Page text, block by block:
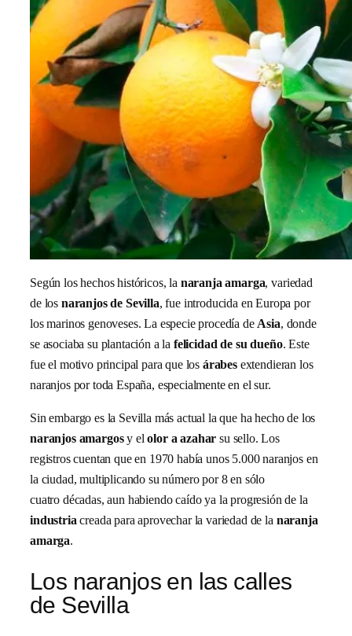
Según los hechos históricos, la naranja amarga, variedad
de los naranjos de Sevilla, fue introducida en Europa por
los marinos genoveses. La especie procedía de Asia, donde
se asociaba su plantación a la felicidad de su dueño. Este
fue el motivo principal para que los árabesextendieran los
naranjos por toda España, especialmente en el sur.
Sin embargo es la Sevilla más actual la que ha hecho de los
naranjos amargosy elolor a azahar su sello. Los
registros cuentan que en 1970 había unos 5.000 naranjos en
la ciudad, multiplicando su número por 8 en sólo
cuatro décadas, aun habiendo caído ya la progresión de la
industriacreada para aprovechar la variedad de lanaranja
amarga.
Los naranjos en las calles
de Sevilla